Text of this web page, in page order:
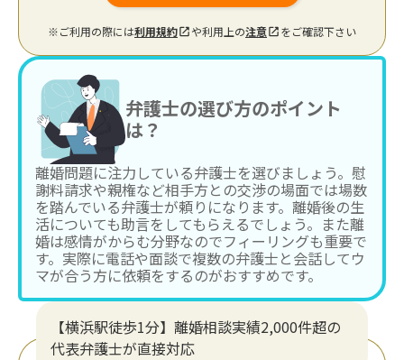
※ご利用の際には利用規約 や利用上の注意 をご確認下さい
弁護士の選び方のポイント
は？
離婚問題に注力している弁護士を選びましょう。慰
謝料請求や親権など相手方との交渉の場面では場数
を踏んでいる弁護士が頼りになります。離婚後の生
活についても助言をしてもらえるでしょう。また離
婚は感情がからむ分野なのでフィーリングも重要で
す。実際に電話や面談で複数の弁護士と会話してウ
マが合う方に依頼をするのがおすすめです。
【横浜駅徒歩1分】離婚相談実績2,000件超の
代表弁護士が直接対応